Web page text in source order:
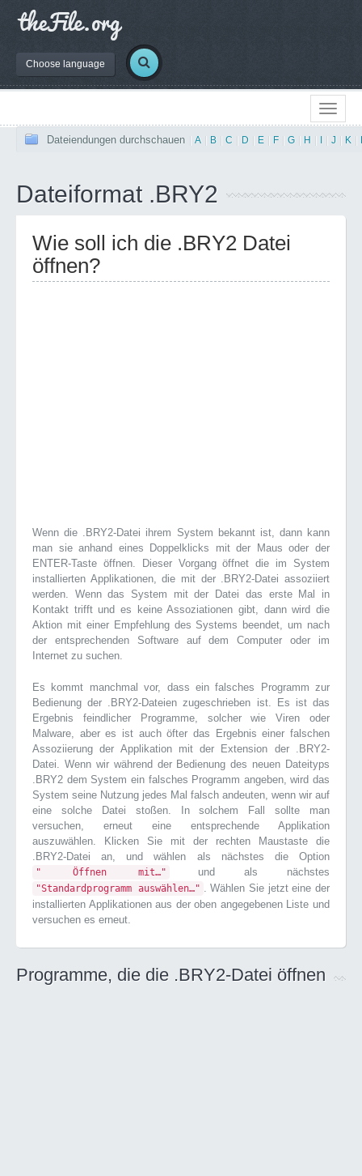
Choose language
Dateiendungen durchschauen A B C D E F G H J K
Dateiformat .BRY2
Wie soll ich die .BRY2 Datei
öffnen?
Wenn die .BRY2-Datei ihrem System bekannt ist, dann kann
man sie anhand eines Doppelklicks mit der Maus oder der
ENTER-Taste öffnen. Dieser Vorgang öffnet die im System
installierten Applikationen, die mit der .BRY2-Datei assoziiert
werden. Wenn das System mit der Datei das erste Mal in
Kontakt trifft und es keine Assoziationen gibt, dann wird die
Aktion mit einer Empfehlung des Systems beendet, um nach
der entsprechenden Software auf dem Computer oder im
Internet zu suchen.
Es kommt manchmal vor, dass ein falsches Programm zur
Bedienung der .BRY2-Dateien zugeschrieben ist. Es ist das
Ergebnis feindlicher Programme, solcher wie Viren oder
Malware, aber es ist auch öfter das Ergebnis einer falschen
Assoziierung der Applikation mit der Extension der .BRY2-
Datei. Wenn wir während der Bedienung des neuen Dateityps
.BRY2 dem System ein falsches Programm angeben, wird das
System seine Nutzung jedes Mal falsch andeuten, wenn wir auf
eine solche Datei stoßen. In solchem Fall sollte man
versuchen, erneut eine entsprechende Applikation
auszuwählen. Klicken Sie mit der rechten Maustaste die
.BRY2-Datei an, und wählen als nächstes die Option
" Öffnen mit…" und als nächstes
"Standardprogramm auswählen…" . Wählen Sie jetzt eine der
installierten Applikationen aus der oben angegebenen Liste und
versuchen es erneut.
Programme, die die .BRY2-Datei öffnen